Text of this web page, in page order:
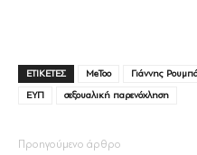
ΕΤΙΚΕΤΕΣ MeToo Γιάννης
ΕΥΠ
σεξουαλική παρενόχληση
Προηγούμενο άρθρο